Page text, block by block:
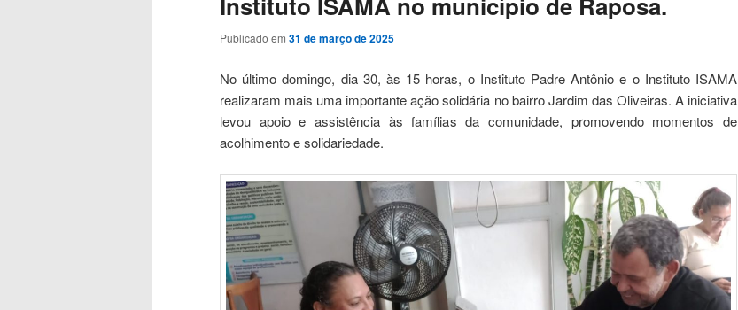
Publicado em 31 de março de 2025
No último domingo, dia 30, às 15 horas, o Instituto Padre Antônio e o Instituto ISAMA
realizaram mais uma importante ação solidária no bairro Jardim das Oliveiras. A iniciativa
levou apoio e assistência às famílias da comunidade, promovendo momentos de
acolhimento e solidariedade.